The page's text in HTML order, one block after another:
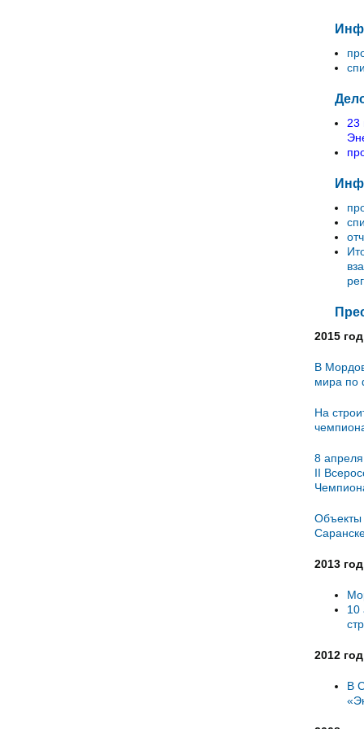
23
2015 год
В
мира по
На
8
II
Объекты
2013 год
10
2012 год
В